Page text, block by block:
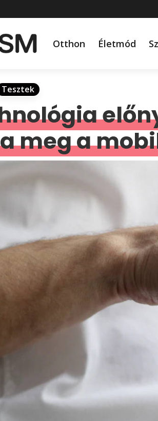
Otthon Életmód
Tesztek
meg a